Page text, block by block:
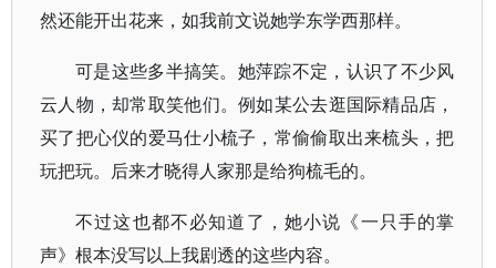
然还能开出花来，如我前文说她学东学西那样。
可是这些多半搞笑。她萍踪不定，认识了不少风
云人物，却常取笑他们。例如某公去逛国际精品店，
买了把心仪的爱马仕小梳子，常偷偷取出来梳头，把
玩把玩。后来才晓得人家那是给狗梳毛的。
不过这也都不必知道了，她小说《一只手的掌
声》根本没写以上我剧透的这些内容。